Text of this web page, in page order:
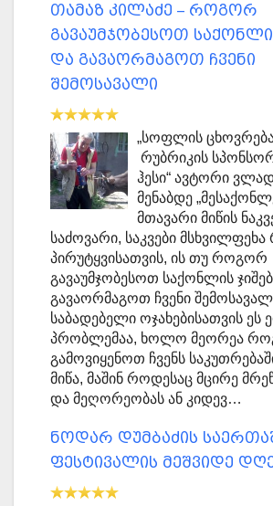
თამაზ კილაძე – როგორ
გავაუმჯობესოთ
და გავაორმაგოთ ჩვენი
შემოსავალი
„სოფლის
რუბრიკის
ჰესი“ ავტორი
მენაბდე
მთავარი მიწის
საძოვარი, საკვები მსხვილფეხა
პირუტყვისათვის, ის თუ როგორ
გავაუმჯობესოთ საქონლის
გავაორმაგოთ ჩვენი
საბადებელი ოჯახებისათვის ეს
პრობლემაა, ხოლო მეორეა
გამოვიყენოთ ჩვენს
მიწა, მაშინ როდესაც მცირე
და მეღორეობას ან კიდევ…
ნოდარ დუმბაძის
ფესტივალის მეშვიდე